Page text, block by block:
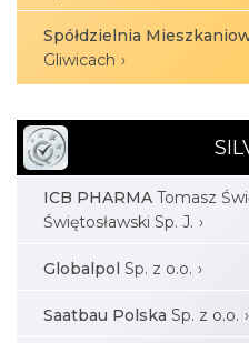
Spółdzielnia
Gliwicach
ICB PHARMA Tomasz
Świętosławski Sp. J.
Globalpol Sp. z o.o.
Saatbau Polska Sp. z o.o.